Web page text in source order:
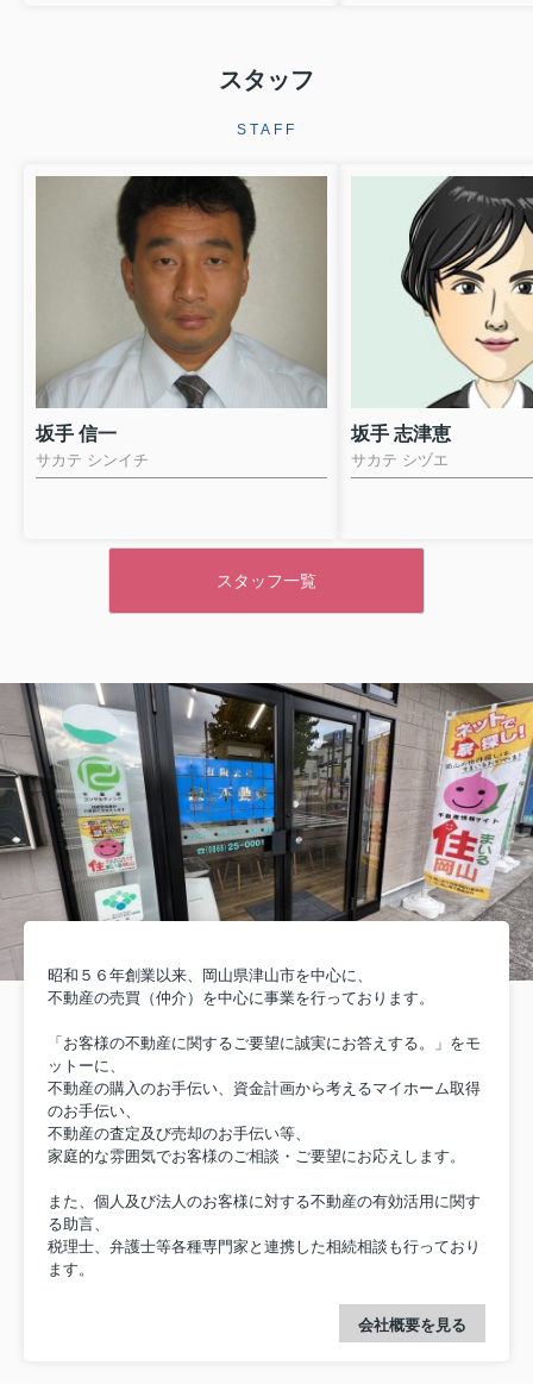
スタッフ
STAFF
坂手 信一
サカテ シンイチ
坂手 志津恵
サカテ シヅエ
スタッフ一覧
昭和５６年創業以来、岡山県津山市を中心に、
不動産の売買（仲介）を中心に事業を行っております。
「お客様の不動産に関するご要望に誠実にお答えする。」をモ
ットーに、
不動産の購入のお手伝い、資金計画から考えるマイホーム取得
のお手伝い、
不動産の査定及び売却のお手伝い等、
家庭的な雰囲気でお客様のご相談・ご要望にお応えします。
また、個人及び法人のお客様に対する不動産の有効活用に関す
る助言、
税理士、弁護士等各種専門家と連携した相続相談も行っており
ます。
会社概要を見る